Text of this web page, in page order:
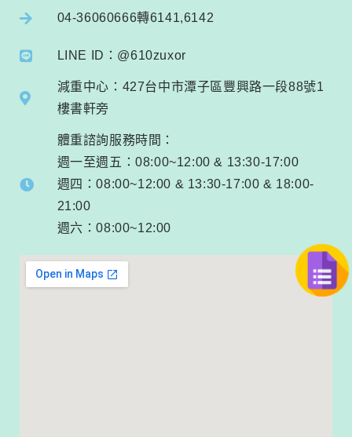
04-36060666轉6141,6142
LINE ID：@610zuxor
減重中心：427台中市潭子區豐興路一段88號1
樓書軒旁
體重諮詢服務時間：
週一至週五：08:00~12:00 & 13:30-17:00
週四：08:00~12:00 & 13:30-17:00 & 18:00-
21:00
週六：08:00~12:00